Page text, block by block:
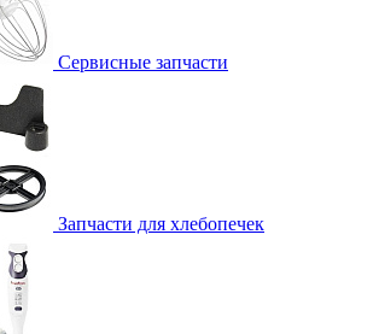
Сервисные запчасти
Запчасти для хлебопечек